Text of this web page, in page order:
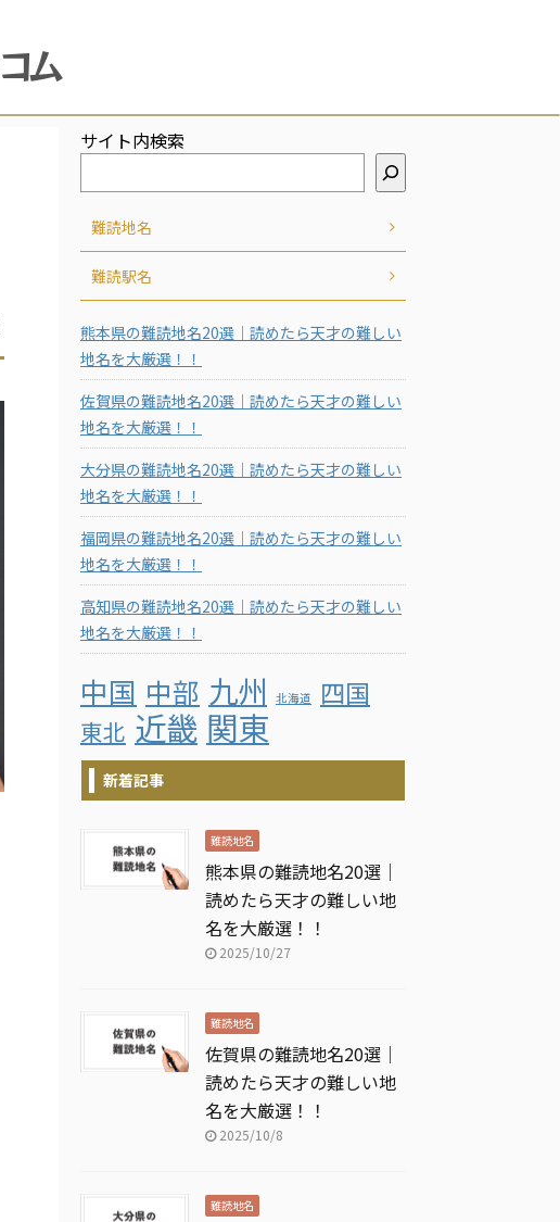
サイト内検索
難読地名
難読駅名
熊本県の難読地名20選｜読めたら天才の難しい
地名を大厳選！！
佐賀県の難読地名20選｜読めたら天才の難しい
地名を大厳選！！
大分県の難読地名20選｜読めたら天才の難しい
地名を大厳選！！
福岡県の難読地名20選｜読めたら天才の難しい
地名を大厳選！！
高知県の難読地名20選｜読めたら天才の難しい
地名を大厳選！！
中国 中部 九州 北海道 四国
東北 近畿 関東
新着記事
難読地名
熊本県の難読地名20選｜
読めたら天才の難しい地
名を大厳選！！
2025/10/27
難読地名
佐賀県の難読地名20選｜
読めたら天才の難しい地
名を大厳選！！
2025/10/8
難読地名